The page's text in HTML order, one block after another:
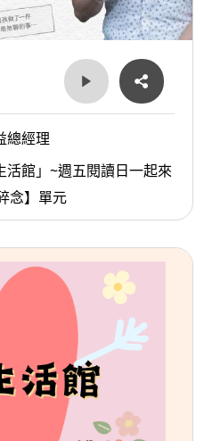
總經理
活館」~週五閱讀日一起來
念】單元